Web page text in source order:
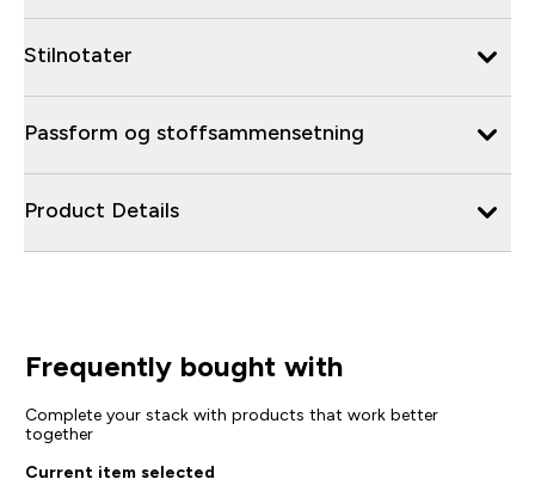
Stilnotater
Passform og stoffsammensetning
Product Details
Frequently bought with
Complete your stack with products that work better
together
Current item selected